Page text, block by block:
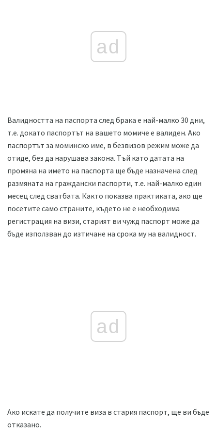
ad
Валидността на паспорта след брака е най-малко 30 дни,
т.е. докато паспортът на вашето момиче е валиден. Ако
паспортът за моминско име, в безвизов режим може да
отиде, без да нарушава закона. Тъй като датата на
промяна на името на паспорта ще бъде назначена след
размяната на граждански паспорти, т.е. най-малко един
месец след сватбата. Както показва практиката, ако ще
посетите само страните, където не е необходима
регистрация на визи, старият ви чужд паспорт може да
бъде използван до изтичане на срока му на валидност.
ad
Ако искате да получите виза в стария паспорт, ще ви бъде
отказано.